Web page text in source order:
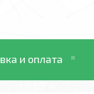
и оплата